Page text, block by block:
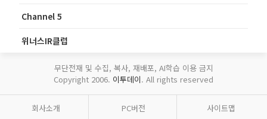
Channel 5
위너스IR클럽
무단전재 및 수집, 복사, 재배포, AI학습 이용 금지
Copyright 2006. 이투데이. All rights reserved
회사소개 PC버전 사이트맵